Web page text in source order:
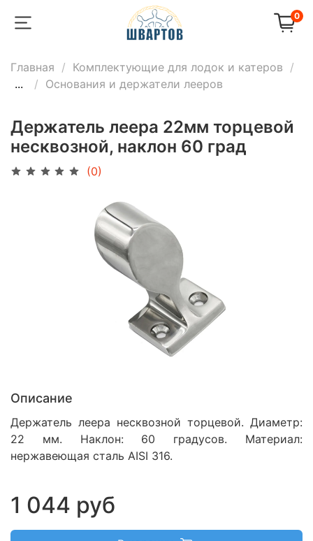
0
Главная
Комплектующие для лодок и катеров
...
Основания и держатели лееров
Держатель леера 22мм торцевой
несквозной, наклон 60 град
(0)
Описание
Держатель леера несквозной торцевой. Диаметр:
22 мм. Наклон: 60 градусов. Материал:
нержавеющая сталь AISI 316.
1 044 руб